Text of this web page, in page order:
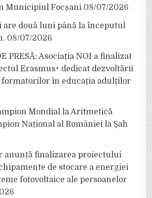
Municipiul Focșani 08/07/2026
are două luni până la începutul
08/07/2026
PRESĂ: Asociația NOI a finalizat
Erasmus+ dedicat dezvoltării
formatorilor în educația adulților
Mondial la Aritmetică
Național al României la Șah
anunță finalizarea proiectului
de stocare a energiei
fotovoltaice ale persoanelor